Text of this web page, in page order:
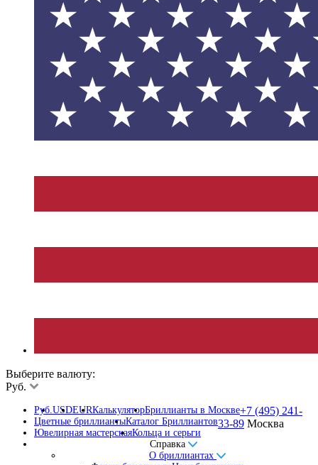
Выберите валюту:
Руб.
Руб.USDEURКалькуляторБриллианты в Москве
Цветные бриллиантыКаталог Бриллиантов
Ювелирная мастерскаяКольца и серьги
Справка
О бриллиантах
+7 (495) 241-
33-89 Москва